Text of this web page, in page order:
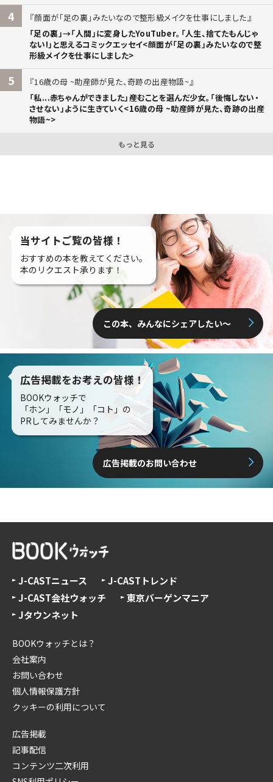
4
顔面が「足の裏」みたいなので整形級メイクを仕事にしました
「足の裏」→「人間」に変身したYouTuber。「人生、捨てたもんじゃ
ない!」と思えるコミックエッセイ<顔面が「足の裏」みたいなので整
形級メイクを仕事にしました>
5
16歳の母 ~助産師が見た、奇跡の出産物語~
「私...赤ちゃんができました」――産むことを選んだ少女。「後悔しない・
させない」ように生きていく<16歳の母 ~助産師が見た、奇跡の出産
物語~>
もっと見る
当サイトご覧の皆様！
おすすめの本を教えてください。
本のリクエスト承ります！
この本、みんなにシェアしたい〜
広告掲載をお考えの皆様！
BOOKウォッチで
「ホン」「モノ」「コト」の
PRしてみませんか？
広告掲載のお問い合わせ
J-CASTニュース
J-CASTトレンド
J-CAST会社ウォッチ
東京バーゲンマニア
Jタウンネット
BOOKウォッチとは？
会社案内
お問い合わせ
個人情報保護方針
クッキーの利用について
広告掲載
記事配信
コンテンツ二次利用